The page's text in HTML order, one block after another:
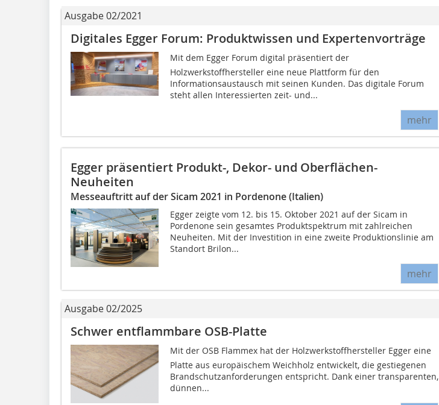
Ausgabe 02/2021
Digitales Egger Forum: Produktwissen und Expertenvorträge
Mit dem Egger Forum digital präsentiert der
Holzwerkstoffhersteller eine neue Plattform für den
Informationsaustausch mit seinen Kunden. Das digitale Forum
steht allen Interessierten zeit- und...
mehr
Egger präsentiert Produkt-, Dekor- und Oberflächen-
Neuheiten
Messeauftritt auf der Sicam 2021 in Pordenone (Italien)
Egger zeigte vom 12. bis 15. Oktober 2021 auf der Sicam in
Pordenone sein gesamtes Produktspektrum mit zahlreichen
Neuheiten. Mit der Investition in eine zweite Produktionslinie am
Standort Brilon...
mehr
Ausgabe 02/2025
Schwer entflammbare OSB-Platte
Mit der OSB Flammex hat der Holzwerkstoffhersteller Egger eine
Platte aus europäischem Weichholz entwickelt, die gestiegenen
Brandschutzanforderungen entspricht. Dank einer transparenten,
dünnen...